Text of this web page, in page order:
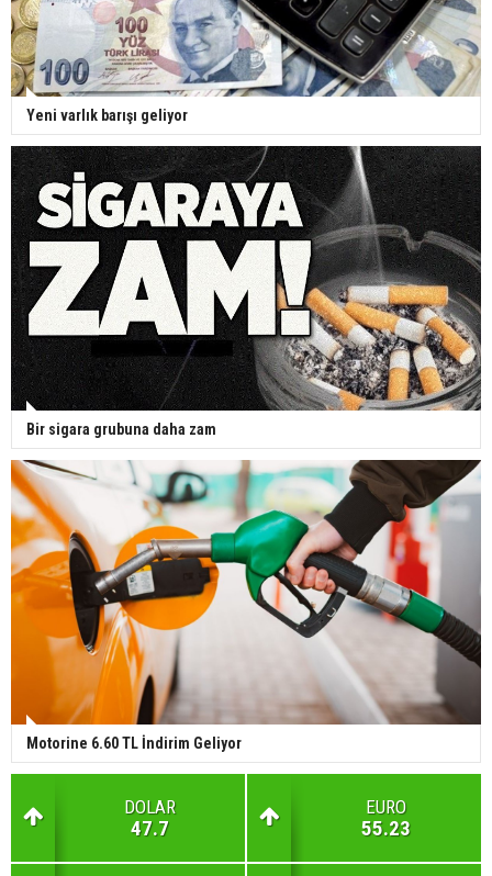
Yeni varlık barışı geliyor
Bir sigara grubuna daha zam
Motorine 6.60 TL İndirim Geliyor
DOLAR
47.7
EURO
55.23